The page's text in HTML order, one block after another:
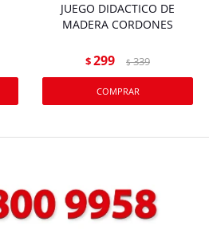
JUEGO DIDACTICO DE
MADERA CORDONES
$299 $ 339